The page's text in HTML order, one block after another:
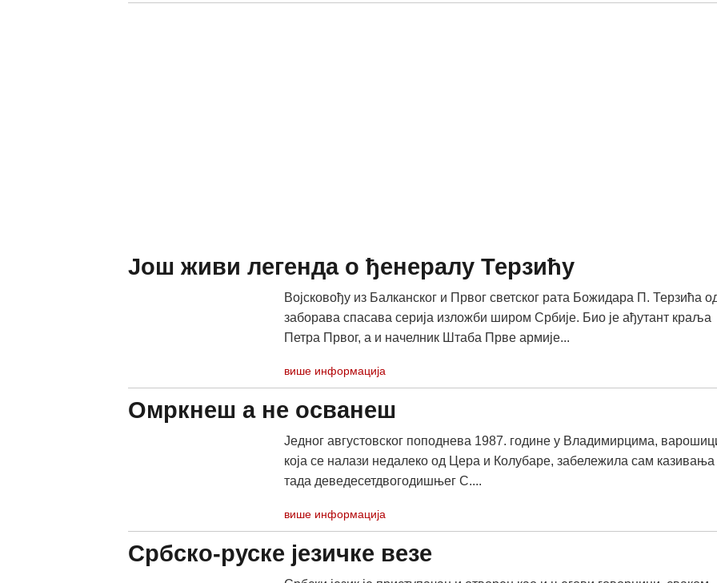
Још живи легенда о ђенералу Терзићу
Војсковођу из Балканског и Првог светског рата Божидара П. Терзића
заборава спасава серија изложби широм Србије. Био је ађутант краља
Петра Првог, а и начелник Штаба Прве армије...
више информација
Омркнеш а не осванеш
Једног августовског поподнева 1987. године у Владимирцима,
која се налази недалеко од Цера и Колубаре, забележила сам казивања
тада деведесетдвогодишњег С....
више информација
Србско-руске језичке везе